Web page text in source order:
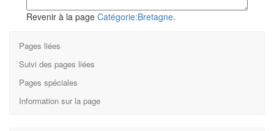
Revenir à la page Catégorie:Bretagne.
Pages liées
Suivi des pages liées
Pages spéciales
Information sur la page